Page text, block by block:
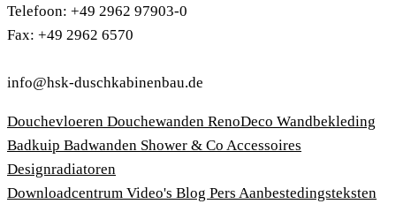
Telefoon: +49 2962 97903-0
Fax: +49 2962 6570
info@hsk-duschkabinenbau.de
Douchevloeren Douchewanden RenoDeco Wandbekleding
Badkuip Badwanden Shower & Co Accessoires
Designradiatoren
Downloadcentrum Video's Blog Pers Aanbestedingsteksten